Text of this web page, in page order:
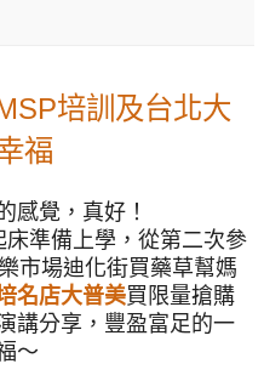
培訓及台北大
福
感覺，真好！
準備上學，從第二次參
市場迪化街買藥草幫媽
名店大普美買限量搶購
講分享，豐盈富足的一
～